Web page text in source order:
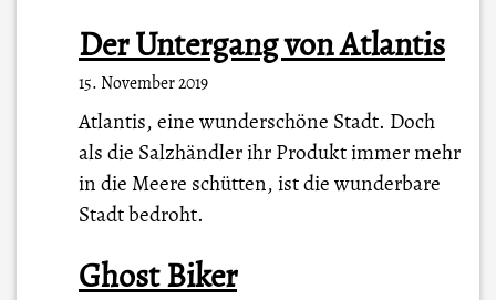
Der Untergang von Atlantis
15. November 2019
Atlantis, eine wunderschöne Stadt. Doch
als die Salzhändler ihr Produkt immer mehr
in die Meere schütten, ist die wunderbare
Stadt bedroht.
Ghost Biker